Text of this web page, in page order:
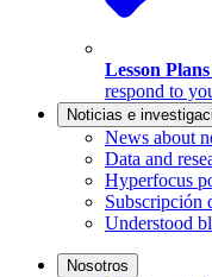
Lesson
respond to
Noticias e
News about
Data and
Hyperfocus
Subscripción
Understood
Nosotros